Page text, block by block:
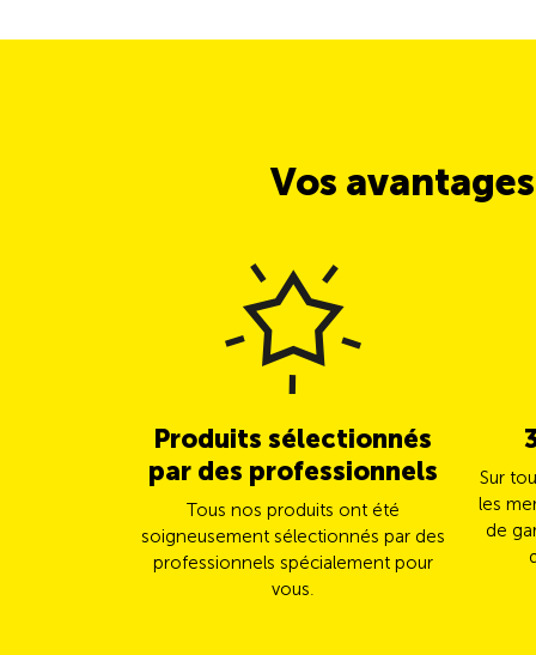
Vos
Produits sélectionnés
par des professionnels
Tous nos produits ont été
soigneusement sélectionnés par des
professionnels spécialement pour
vous.
Sur
les
de